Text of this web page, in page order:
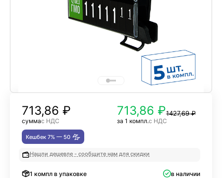
713,86 ₽
суммас НДС
713,86 ₽1427,69 ₽
за 1 компл.с НДС
Кешбек 7% — 50
Нашли дешевле - сообщите нам для скидки
1 компл в упаковке в наличии